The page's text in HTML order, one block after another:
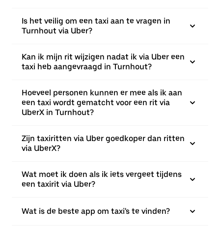
Is het veilig om een taxi aan te vragen in
Turnhout via Uber?
Kan ik mijn rit wijzigen nadat ik via Uber een
taxi heb aangevraagd in Turnhout?
Hoeveel personen kunnen er mee als ik aan
een taxi wordt gematcht voor een rit via
UberX in Turnhout?
Zijn taxiritten via Uber goedkoper dan ritten
via UberX?
Wat moet ik doen als ik iets vergeet tijdens
een taxirit via Uber?
Wat is de beste app om taxi's te vinden?